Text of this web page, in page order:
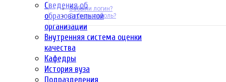
Сведения об
образовательной
организации
Внутренняя система оценки
качества
Кафедры
История вуза
Подразделения
Забыли логин?
Забыли пароль?